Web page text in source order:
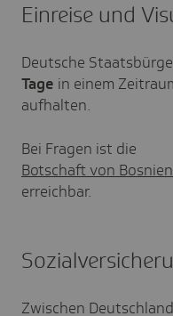
Einreise und
Deutsche
Tage in einem
aufhalten.
Bei Fragen ist die
Botschaft von
erreichbar.
Zwischen